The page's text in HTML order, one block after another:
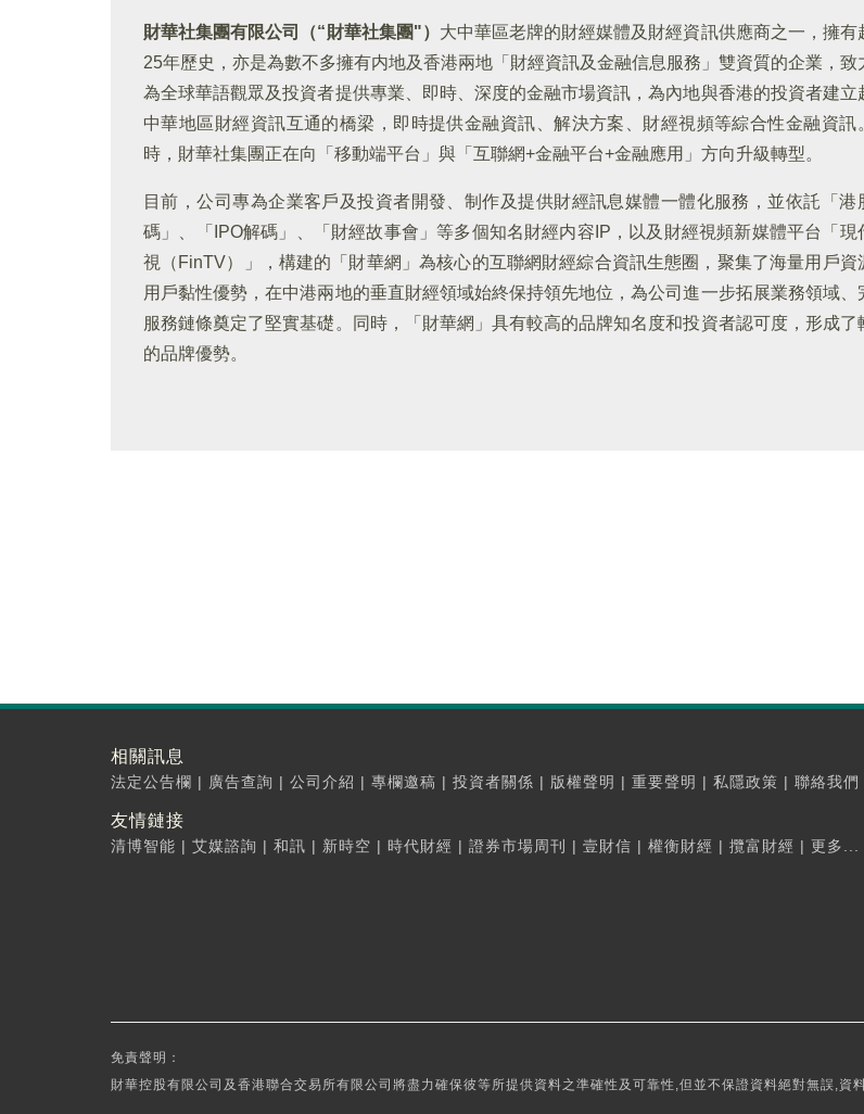
財華社集團有限公司（“財華社集團"） 大中華區老牌的財經媒體及財經資訊供應商之一，擁有
25年歷史，亦是為數不多擁有内地及香港兩地「財經資訊及金融信息服務」雙資質的企業，致
為全球華語觀眾及投資者提供專業、即時、深度的金融市場資訊，為內地與香港的投資者建立
中華地區財經資訊互通的橋梁，即時提供金融資訊、解決方案、財經視頻等綜合性金融資訊
時，財華社集團正在向「移動端平台」與「互聯網+金融平台+金融應用」方向升級轉型。
目前，公司專為企業客戶及投資者開發、制作及提供財經訊息媒體一體化服務，並依託「港
碼」、「IPO解碼」、「財經故事會」等多個知名財經内容IP，以及財經視頻新媒體平台「現
視（FinTV）」，構建的「財華網」為核心的互聯網財經綜合資訊生態圈，聚集了海量用戶資
用戶黏性優勢，在中港兩地的垂直財經領域始終保持領先地位，為公司進一步拓展業務領域、
服務鏈條奠定了堅實基礎。同時，「財華網」具有較高的品牌知名度和投資者認可度，形成了
的品牌優勢。
相關訊息
法定公告欄 | 廣告查詢 | 公司介紹 | 專欄邀稿 | 投資者關係 | 版權聲明 | 重要聲明 | 私隱政策 | 聯絡我們
友情鏈接
清博智能 | 艾媒諮詢 | 和訊 | 新時空 | 時代財經 | 證券市場周刊 | 壹財信 | 權衡財經 | 攬富財經 | 更多...
免責聲明：
財華控股有限公司及香港聯合交易所有限公司將盡力確保彼等所提供資料之準確性及可靠性,但並不保證資料絕對無誤,資